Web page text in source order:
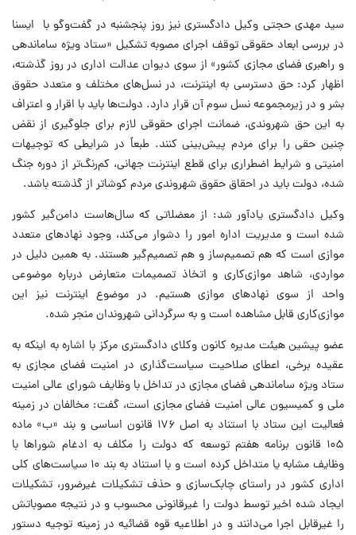
سید مهدی حجتی وکیل دادگستری نیز روز پنجشنبه در گفت‌وگو با ایسنا
در بررسی ابعاد حقوقی توقف اجرای مصوبه تشکیل «ستاد ویژه ساماندهی
و راهبری فضای مجازی کشور» از سوی دیوان عدالت اداری در روز گذشته،
اظهار کرد: حق دسترسی به اینترنت، در نسل‌های مختلف و متعدد حقوق
بشر و در زیرمجموعه نسل سوم آن قرار دارد. دولت‌ها باید با اقرار و اعتراف
به این حق شهروندی، ضمانت اجرای حقوقی لازم برای جلوگیری از نقض
چنین حقی را برای مردم پیش‌بینی کنند. طبعاً در شرایطی که توجیهات
امنیتی و شرایط اضطراری برای قطع اینترنت جهانی، کم‌رنگ‌تر از دوره جنگ
شده، دولت باید در احقاق حقوق شهروندی مردم کوشاتر از گذشته باشد.
وکیل دادگستری یادآور شد: از معضلاتی که سال‌هاست دامن‌گیر کشور
شده است و مدیریت اداره امور را دشوار می‌کند، وجود نهادهای متعدد
موازی است که هم تصمیم‌ساز و هم تصمیم‌گیر هستند. به همین دلیل در
مواردی، شاهد موازی‌کاری و اتخاذ تصمیمات متعارض درباره موضوعی
واحد از سوی نهادهای موازی هستیم. در موضوع اینترنت نیز این
موازی‌کاری قابل مشاهده است و به سرگردانی شهروندان منجر شده.
عضو پیشین هیئت مدیره کانون وکلای دادگستری مرکز با اشاره به اینکه به
عقیده برخی، اعطای صلاحیت سیاست‌گذاری در امنیت فضای مجازی به
ستاد ویژه ساماندهی فضای مجازی در تداخل با وظایف شورای عالی امنیت
ملی و کمیسیون عالی امنیت فضای مجازی است، گفت: مخالفان در زمینه
فعالیت این ستاد با استناد به اصل ۱۷۶ قانون اساسی و بند «ب» ماده
۱۰۵ قانون برنامه هفتم توسعه که دولت را مکلف به ادغام شوراها با
وظایف مشابه یا متداخل کرده است و با استناد به بند ۱۰ سیاست‌های کلی
اداری کشور در راستای چابک‌سازی و حذف تشکیلات غیرضرور، تشکیلات
ایجاد شده اخیر توسط دولت را غیرقانونی محسوب و در نتیجه مصوباتش
را غیرقابل اجرا می‌دانند و در اطلاعیه قوه قضائیه در زمینه توجیه دستور